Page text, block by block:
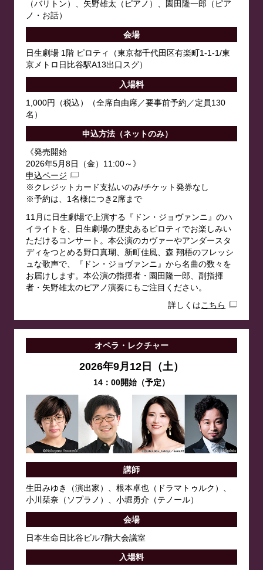
（バリトン）、矢野雄太（ピアノ）、園田隆一郎（ピア
ノ・お話）
会場
日生劇場 1階 ピロティ（東京都千代田区有楽町1-1-1/東
京メトロ日比谷駅A13出口スグ）
入場料
1,000円（税込）（全席自由席／要事前予約／定員130
名）
申込方法（ネットのみ）
《発売開始
2026年5月8日（金）11:00～》
申込ページ
※クレジットカード支払いのみ/チケット発券なし
※予約は、1名様につき2席まで
11月に日生劇場で上演する『ドン・ジョヴァンニ』のハ
イライトを、日生劇場の歴史あるピロティでお楽しみい
ただけるコンサート。本公演のカヴァーやアンダースタ
ディをつとめる野口真瑚、新町佳風、森 翔梧のフレッシ
ュな歌声で、『ドン・ジョヴァンニ』から名曲の数々を
お届けします。本公演の指揮者・園田隆一郎、副指揮
者・矢野雄太のピアノ演奏にもご注目ください。
詳しくはこちら
オペラ・レクチャー
2026年9月12日（土）
14：00開始（予定）
講師
生田みゆき（演出家）、根本卓也（ドラマトゥルク）、
小川栞奈（ソプラノ）、小堀勇介（テノール）
会場
日本生命日比谷ビル7階大会議室
入場料